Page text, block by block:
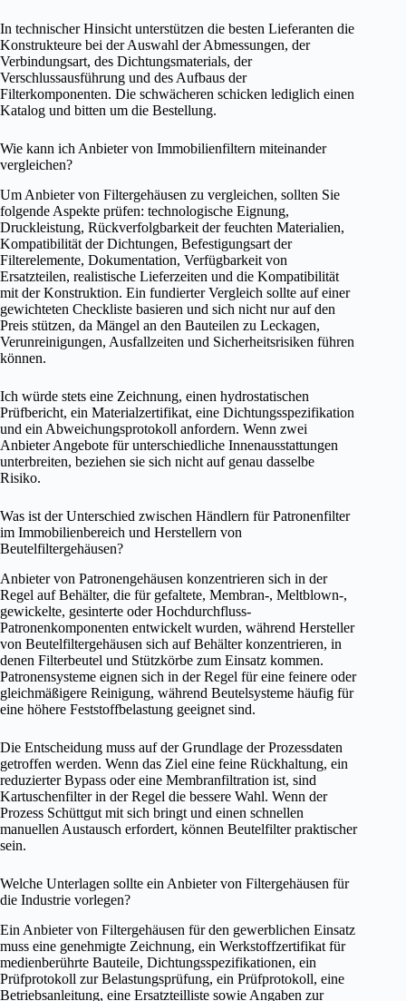
In technischer Hinsicht unterstützen die besten Lieferanten die
Konstrukteure bei der Auswahl der Abmessungen, der
Verbindungsart, des Dichtungsmaterials, der
Verschlussausführung und des Aufbaus der
Filterkomponenten. Die schwächeren schicken lediglich einen
Katalog und bitten um die Bestellung.
Wie kann ich Anbieter von Immobilienfiltern miteinander
vergleichen?
Um Anbieter von Filtergehäusen zu vergleichen, sollten Sie
folgende Aspekte prüfen: technologische Eignung,
Druckleistung, Rückverfolgbarkeit der feuchten Materialien,
Kompatibilität der Dichtungen, Befestigungsart der
Filterelemente, Dokumentation, Verfügbarkeit von
Ersatzteilen, realistische Lieferzeiten und die Kompatibilität
mit der Konstruktion. Ein fundierter Vergleich sollte auf einer
gewichteten Checkliste basieren und sich nicht nur auf den
Preis stützen, da Mängel an den Bauteilen zu Leckagen,
Verunreinigungen, Ausfallzeiten und Sicherheitsrisiken führen
können.
Ich würde stets eine Zeichnung, einen hydrostatischen
Prüfbericht, ein Materialzertifikat, eine Dichtungsspezifikation
und ein Abweichungsprotokoll anfordern. Wenn zwei
Anbieter Angebote für unterschiedliche Innenausstattungen
unterbreiten, beziehen sie sich nicht auf genau dasselbe
Risiko.
Was ist der Unterschied zwischen Händlern für Patronenfilter
im Immobilienbereich und Herstellern von
Beutelfiltergehäusen?
Anbieter von Patronengehäusen konzentrieren sich in der
Regel auf Behälter, die für gefaltete, Membran-, Meltblown-,
gewickelte, gesinterte oder Hochdurchfluss-
Patronenkomponenten entwickelt wurden, während Hersteller
von Beutelfiltergehäusen sich auf Behälter konzentrieren, in
denen Filterbeutel und Stützkörbe zum Einsatz kommen.
Patronensysteme eignen sich in der Regel für eine feinere oder
gleichmäßigere Reinigung, während Beutelsysteme häufig für
eine höhere Feststoffbelastung geeignet sind.
Die Entscheidung muss auf der Grundlage der Prozessdaten
getroffen werden. Wenn das Ziel eine feine Rückhaltung, ein
reduzierter Bypass oder eine Membranfiltration ist, sind
Kartuschenfilter in der Regel die bessere Wahl. Wenn der
Prozess Schüttgut mit sich bringt und einen schnellen
manuellen Austausch erfordert, können Beutelfilter praktischer
sein.
Welche Unterlagen sollte ein Anbieter von Filtergehäusen für
die Industrie vorlegen?
Ein Anbieter von Filtergehäusen für den gewerblichen Einsatz
muss eine genehmigte Zeichnung, ein Werkstoffzertifikat für
medienberührte Bauteile, Dichtungsspezifikationen, ein
Prüfprotokoll zur Belastungsprüfung, ein Prüfprotokoll, eine
Betriebsanleitung, eine Ersatzteilliste sowie Angaben zur